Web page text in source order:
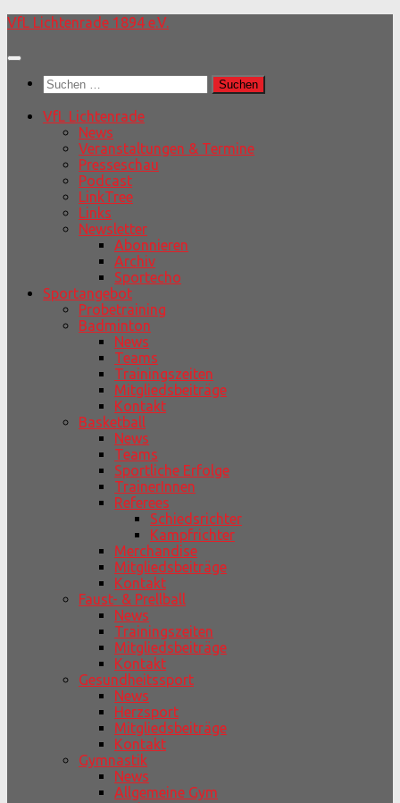
Unter
Inhalt
VfL Lichtenrade 1894 e.V.
Suchen
nach:
VfL Lichtenrade
News
Veranstaltungen & Termine
Presseschau
Podcast
LinkTree
Links
Newsletter
Abonnieren
Archiv
Sportecho
Sportangebot
Probetraining
Badminton
News
Teams
Trainingszeiten
Mitgliedsbeiträge
Kontakt
Basketball
News
Teams
Sportliche Erfolge
TrainerInnen
Referees
Schiedsrichter
Kampfrichter
Merchandise
Mitgliedsbeiträge
Kontakt
Faust- & Prellball
News
Trainingszeiten
Mitgliedsbeiträge
Kontakt
Gesundheitssport
News
Herzsport
Mitgliedsbeiträge
Kontakt
Gymnastik
News
Allgemeine Gym